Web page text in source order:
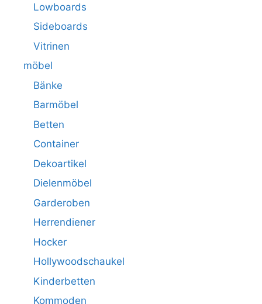
Lowboards
Sideboards
Vitrinen
möbel
Bänke
Barmöbel
Betten
Container
Dekoartikel
Dielenmöbel
Garderoben
Herrendiener
Hocker
Hollywoodschaukel
Kinderbetten
Kommoden